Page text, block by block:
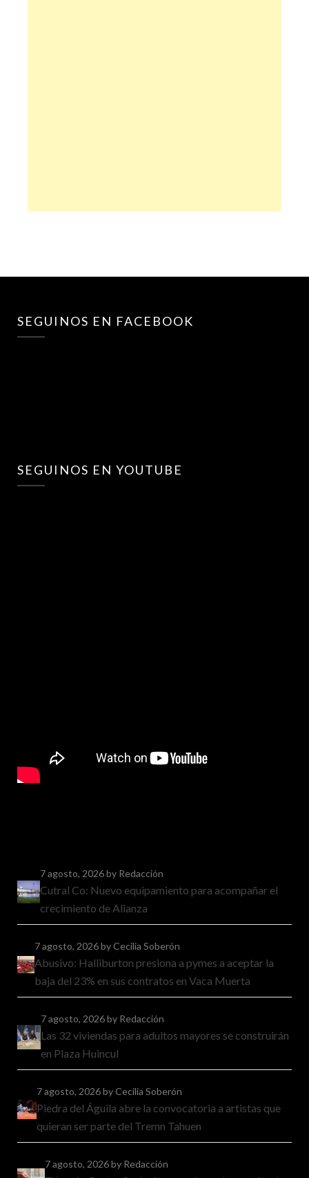
SEGUINOS EN FACEBOOK
SEGUINOS EN YOUTUBE
7 agosto, 2026by Redacción
Cutral Co: Nuevo equipamiento para acompañar el
crecimiento de Alianza
7 agosto, 2026by Cecilia Soberón
Abusivo: Halliburton presiona a pymes a aceptar la
baja del 23% en sus contratos en Vaca Muerta
7 agosto, 2026by Redacción
Las 32 viviendas para adultos mayores se construirán
en Plaza Huincul
7 agosto, 2026by Cecilia Soberón
Piedra del Águila abre la convocatoria a artistas que
quieran ser parte del Tremn Tahuen
7 agosto, 2026by Redacción